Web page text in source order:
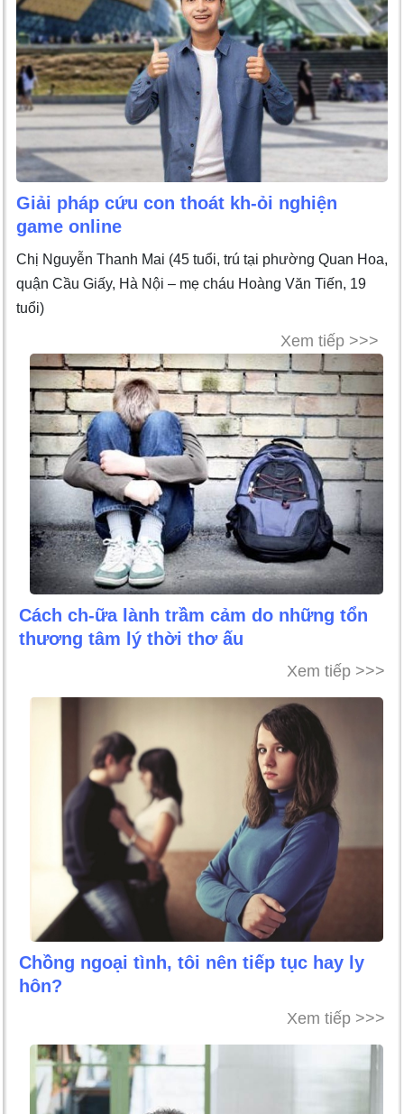
Giải pháp cứu con thoát kh-ỏi nghiện
game online
Chị Nguyễn Thanh Mai (45 tuổi, trú tại phường Quan Hoa,
quận Cầu Giấy, Hà Nội – mẹ cháu Hoàng Văn Tiến, 19
tuổi)
Xem tiếp >>>
Cách ch-ữa lành trầm cảm do những tổn
thương tâm lý thời thơ ấu
Xem tiếp >>>
Chồng ngoại tình, tôi nên tiếp tục hay ly
hôn?
Xem tiếp >>>